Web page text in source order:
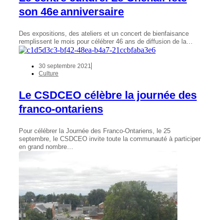
son 46e anniversaire
Des expositions, des ateliers et un concert de bienfaisance
remplissent le mois pour célébrer 46 ans de diffusion de la…
30 septembre 2021
Culture
Le CSDCEO célèbre la journée des
franco-ontariens
Pour célébrer la Journée des Franco-Ontariens, le 25
septembre, le CSDCEO invite toute la communauté à participer
en grand nombre…